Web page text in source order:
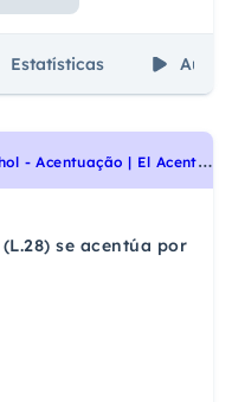
Estatísticas Aulas
U
NB 2011 - Espanhol - Acentuação | El Acento y la Tilde
se acentúa por